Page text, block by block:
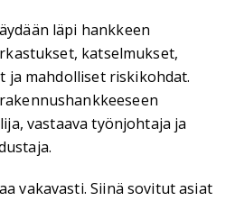
läpi hankkeen
katselmukset,
ja mahdolliset riskikohdat.
vastaava työnjohtaja ja
vakavasti. Siinä sovitut asiat